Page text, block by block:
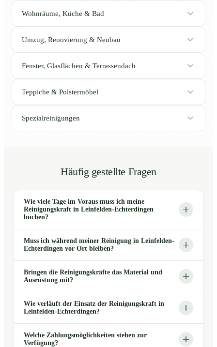
Wohnräume, Küche & Bad
Umzug, Renovierung & Neubau
Fenster, Glasflächen & Terrassendach
Teppiche & Polstermöbel
Spezialreinigungen
Häufig gestellte Fragen
Wie viele Tage im Voraus muss ich meine
Reinigungskraft in Leinfelden-Echterdingen
buchen?
Muss ich während meiner Reinigung in Leinfelden-
Echterdingen vor Ort bleiben?
Bringen die Reinigungskräfte das Material und
Ausrüstung mit?
Wie verläuft der Einsatz der Reinigungskraft in
Leinfelden-Echterdingen?
Welche Zahlungsmöglichkeiten stehen zur
Verfügung?